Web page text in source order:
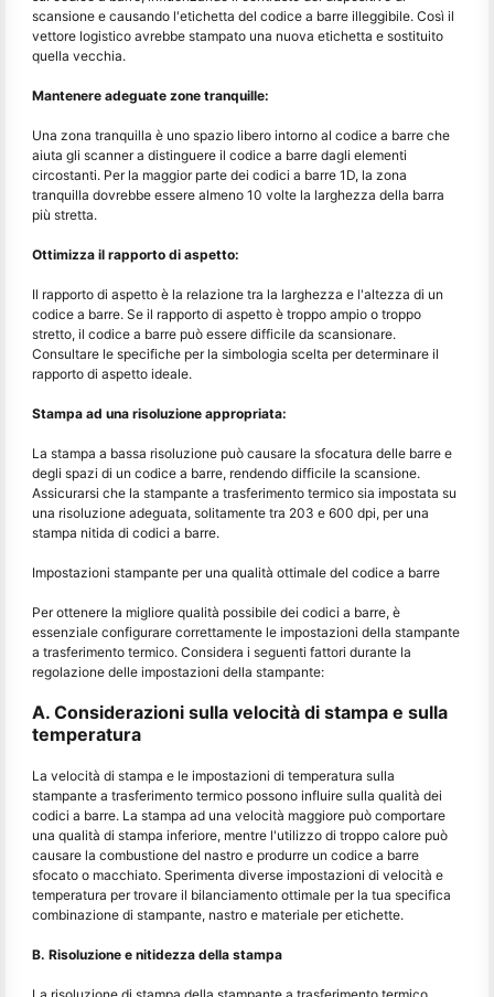
scansione e causando l'etichetta del codice a barre illeggibile. Così il
vettore logistico avrebbe stampato una nuova etichetta e sostituito
quella vecchia.
Mantenere adeguate zone tranquille:
Una zona tranquilla è uno spazio libero intorno al codice a barre che
aiuta gli scanner a distinguere il codice a barre dagli elementi
circostanti. Per la maggior parte dei codici a barre 1D, la zona
tranquilla dovrebbe essere almeno 10 volte la larghezza della barra
più stretta.
Ottimizza il rapporto di aspetto:
Il rapporto di aspetto è la relazione tra la larghezza e l'altezza di un
codice a barre. Se il rapporto di aspetto è troppo ampio o troppo
stretto, il codice a barre può essere difficile da scansionare.
Consultare le specifiche per la simbologia scelta per determinare il
rapporto di aspetto ideale.
Stampa ad una risoluzione appropriata:
La stampa a bassa risoluzione può causare la sfocatura delle barre e
degli spazi di un codice a barre, rendendo difficile la scansione.
Assicurarsi che la stampante a trasferimento termico sia impostata su
una risoluzione adeguata, solitamente tra 203 e 600 dpi, per una
stampa nitida di codici a barre.
Impostazioni stampante per una qualità ottimale del codice a barre
Per ottenere la migliore qualità possibile dei codici a barre, è
essenziale configurare correttamente le impostazioni della stampante
a trasferimento termico. Considera i seguenti fattori durante la
regolazione delle impostazioni della stampante:
A. Considerazioni sulla velocità di stampa e sulla
temperatura
La velocità di stampa e le impostazioni di temperatura sulla
stampante a trasferimento termico possono influire sulla qualità dei
codici a barre. La stampa ad una velocità maggiore può comportare
una qualità di stampa inferiore, mentre l'utilizzo di troppo calore può
causare la combustione del nastro e produrre un codice a barre
sfocato o macchiato. Sperimenta diverse impostazioni di velocità e
temperatura per trovare il bilanciamento ottimale per la tua specifica
combinazione di stampante, nastro e materiale per etichette.
B. Risoluzione e nitidezza della stampa